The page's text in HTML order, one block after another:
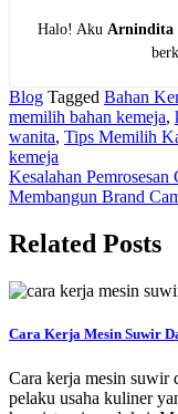
Halo! Aku Arnindita
Blog Tagged Bahan
memilih bahan kemeja,
wanita, Tips Memilih
kemeja
Navigasi
pos
Kesalahan
Membangun Brand
Related Posts
Cara Kerja Mesin Suwir
Cara kerja mesin suwir
pelaku usaha kuliner